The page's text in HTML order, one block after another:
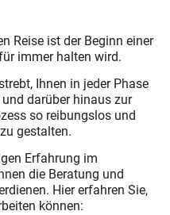
Reise ist der Beginn einer
immer halten wird.
Ihnen in jeder Phase
darüber hinaus zur
so reibungslos und
gestalten.
Erfahrung im
die Beratung und
Hier erfahren Sie,
können: